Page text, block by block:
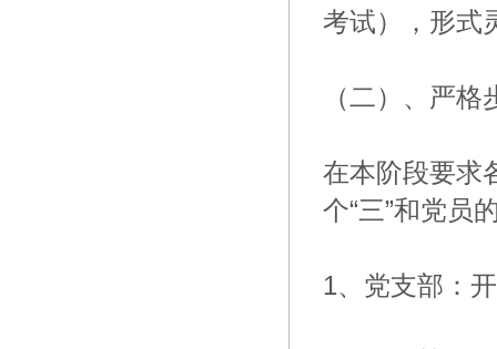
考试），形式
（二）、严
在本阶段要求
个“三”和党员
1、党支部：